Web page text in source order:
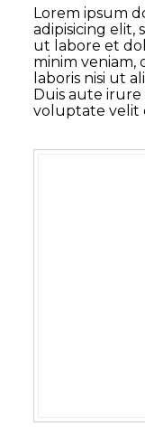
Lorem ipsum
adipisicing elit,
ut labore et
minim veniam,
laboris nisi ut
Duis aute
voluptate velit